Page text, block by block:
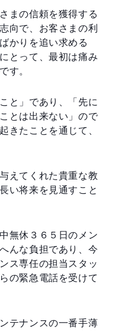
まの信頼を獲得する
向で、お客さまの利
かりを追い求める
とって、最初は痛み
す。
と」であり、「先に
とは出来ない」ので
きたことを通じて、
えてくれた貴重な教
い将来を見通すこと
無休３６５日のメン
んな負担であり、今
ス専任の担当スタッ
の緊急電話を受けて
テナンスの一番手薄